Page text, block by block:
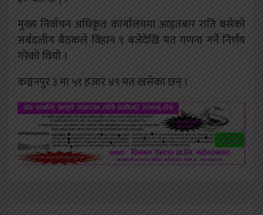
मुख्य निर्वाचन अधिकृत कार्यालयमा आइतबार राति बसेको
सर्बदलीय बैठकले विहान ९ बजेदेखि मत गणना गर्ने निर्णय
गरेको थियो ।
कञ्चनपुर ३ मा ५९ हजार ४९ मत खसेका छन् ।